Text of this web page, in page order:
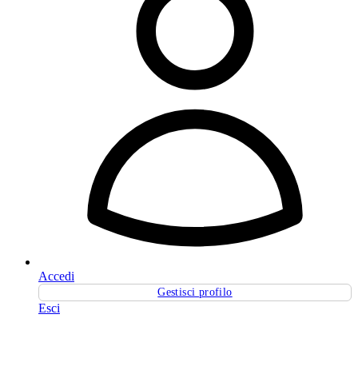
Accedi
Gestisci profilo
Esci